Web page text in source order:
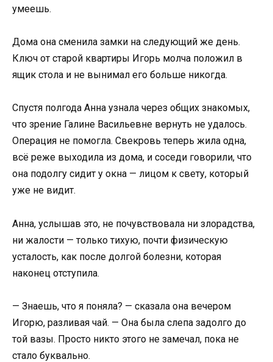
умеешь.
Дома она сменила замки на следующий же день.
Ключ от старой квартиры Игорь молча положил в
ящик стола и не вынимал его больше никогда.
Спустя полгода Анна узнала через общих знакомых,
что зрение Галине Васильевне вернуть не удалось.
Операция не помогла. Свекровь теперь жила одна,
всё реже выходила из дома, и соседи говорили, что
она подолгу сидит у окна — лицом к свету, который
уже не видит.
Анна, услышав это, не почувствовала ни злорадства,
ни жалости — только тихую, почти физическую
усталость, как после долгой болезни, которая
наконец отступила.
— Знаешь, что я поняла? — сказала она вечером
Игорю, разливая чай. — Она была слепа задолго до
той вазы. Просто никто этого не замечал, пока не
стало буквально.